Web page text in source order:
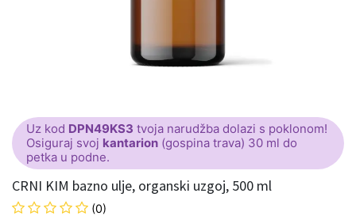
Uz kod DPN49KS3 tvoja narudžba dolazi s poklonom!
Osiguraj svoj kantarion (gospina trava) 30 ml do
petka u podne.
CRNI KIM bazno ulje, organski uzgoj, 500 ml
(0)